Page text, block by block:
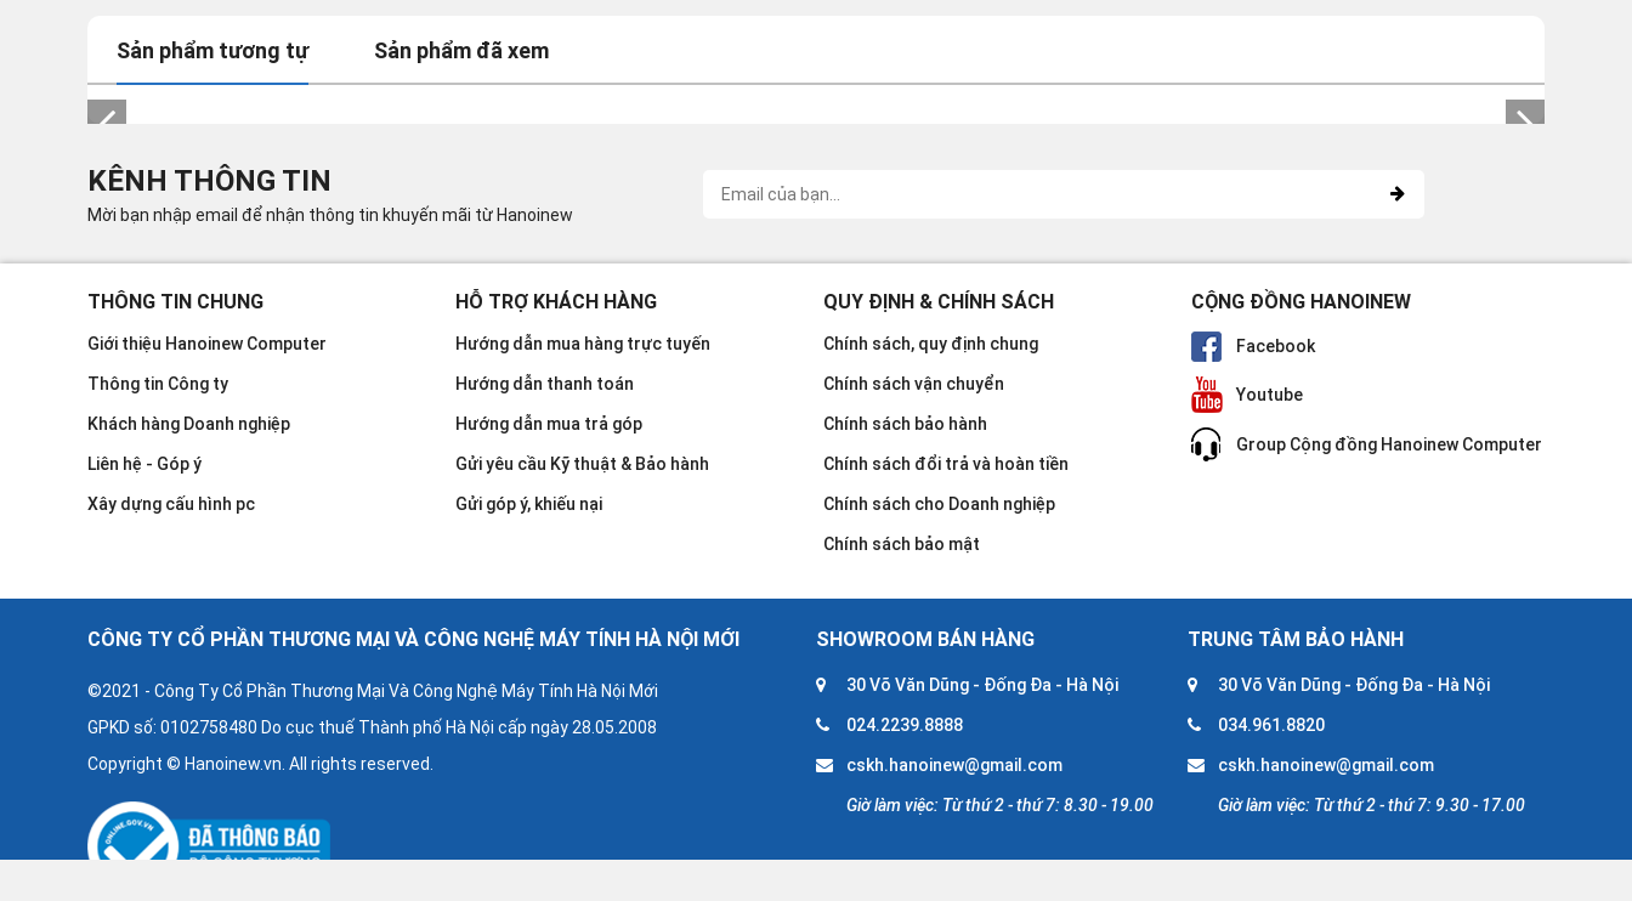
Sản phẩm tương tự Sản phẩm đã xem
KÊNH THÔNG TIN
Mời bạn nhập email để nhận thông tin khuyến mãi từ Hanoinew
THÔNG TIN CHUNG
Giới thiệu Hanoinew Computer
Thông tin Công ty
Khách hàng Doanh nghiệp
Liên hệ - Góp ý
Xây dựng cấu hình pc
HỖ TRỢ KHÁCH HÀNG
Hướng dẫn mua hàng trực tuyến
Hướng dẫn thanh toán
Hướng dẫn mua trả góp
Gửi yêu cầu Kỹ thuật & Bảo hành
Gửi góp ý, khiếu nại
QUY ĐỊNH & CHÍNH SÁCH
Chính sách, quy định chung
Chính sách vận chuyển
Chính sách bảo hành
Chính sách đổi trả và hoàn tiền
Chính sách cho Doanh nghiệp
Chính sách bảo mật
CỘNG ĐỒNG HANOINEW
Facebook
Youtube
Group Cộng đồng Hanoinew Computer
CÔNG TY CỔ PHẦN THƯƠNG MẠI VÀ CÔNG NGHỆ MÁY TÍNH HÀ NỘI MỚI
©2021 - Công Ty Cổ Phần Thương Mại Và Công Nghệ Máy Tính Hà Nội Mới
GPKD số: 0102758480 Do cục thuế Thành phố Hà Nội cấp ngày 28.05.2008
Copyright © Hanoinew.vn. All rights reserved.
SHOWROOM BÁN HÀNG
30 Võ Văn Dũng - Đống Đa - Hà Nội
024.2239.8888
cskh.hanoinew@gmail.com
Giờ làm việc: Từ thứ 2 - thứ 7: 8.30 - 19.00
TRUNG TÂM BẢO HÀNH
30 Võ Văn Dũng - Đống Đa - Hà Nội
034.961.8820
cskh.hanoinew@gmail.com
Giờ làm việc: Từ thứ 2 - thứ 7: 9.30 - 17.00